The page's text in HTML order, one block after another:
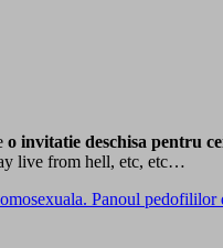
o invitatie deschisa pentru
live from hell, etc, etc…
Panoul pedofililor